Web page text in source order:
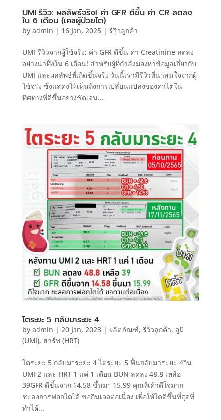
UMI รีวิว: ผลลัพธ์จริง! ค่า GFR ดีขึ้น ค่า CR ลดลง
ใน 6 เดือน (เคสผู้ป่วยไต)
by admin | 16 Jan, 2025| รีวิวลูกค้า
UMI รีวิวจากผู้ใช้จริง: ค่า GFR ดีขึ้น ค่า Creatinine ลดลง
อย่างน่าทึ่งใน 6 เดือน! สำหรับผู้ที่กำลังมองหาข้อมูลเกี่ยวกับ
UMI และผลลัพธ์ที่เกิดขึ้นจริง วันนี้เรามีรีวิวที่น่าสนใจจากผู้
ใช้จริง ซึ่งแสดงให้เห็นถึงการเปลี่ยนแปลงของค่าไตใน
ทิศทางที่ดีขึ้นอย่างชัดเจน...
ไตระยะ 5 กลับมาระยะ 4
by admin | 20 Jan, 2023| ผลิตภัณฑ์, รีวิวลูกค้า, อูมิ
(UMI), ฮาร์ท (HRT)
ไตระยะ 5 กลับมาระยะ 4 ไตระยะ 5 ฟื้นกลับมาระยะ 4กิน
UMI 2 และ HRT 1 แค่ 1 เดือน BUN ลดลง 48.8 เหลือ
39GFR ดีขึ้นจาก 14.58 ขึ้นมา 15.99 คุณพี่เค้าดีใจมาก
ชะลอการฟอกไตได้ ขอกินเจลต่อเนื่อง เพื่อให้ไตดีขึ้นที่สุดที่
ทำได้...